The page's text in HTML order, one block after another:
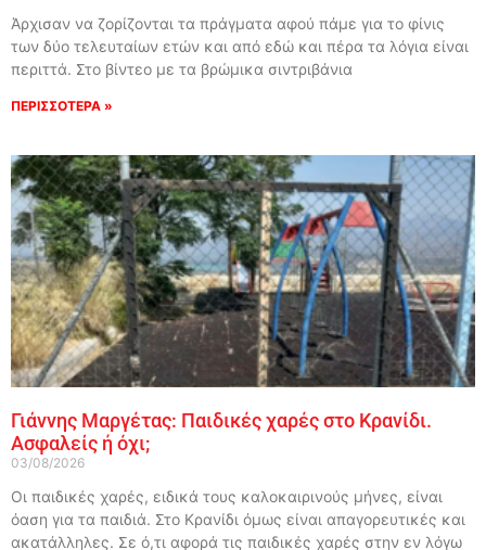
Άρχισαν να ζορίζονται τα πράγματα αφού πάμε για το φίνις
των δύο τελευταίων ετών και από εδώ και πέρα τα λόγια είναι
περιττά. Στο βίντεο με τα βρώμικα σιντριβάνια
ΠΕΡΙΣΣΟΤΕΡΑ »
Γιάννης Μαργέτας: Παιδικές χαρές στο Κρανίδι.
Ασφαλείς ή όχι;
03/08/2026
Οι παιδικές χαρές, ειδικά τους καλοκαιρινούς μήνες, είναι
όαση για τα παιδιά. Στο Κρανίδι όμως είναι απαγορευτικές και
ακατάλληλες. Σε ό,τι αφορά τις παιδικές χαρές στην εν λόγω